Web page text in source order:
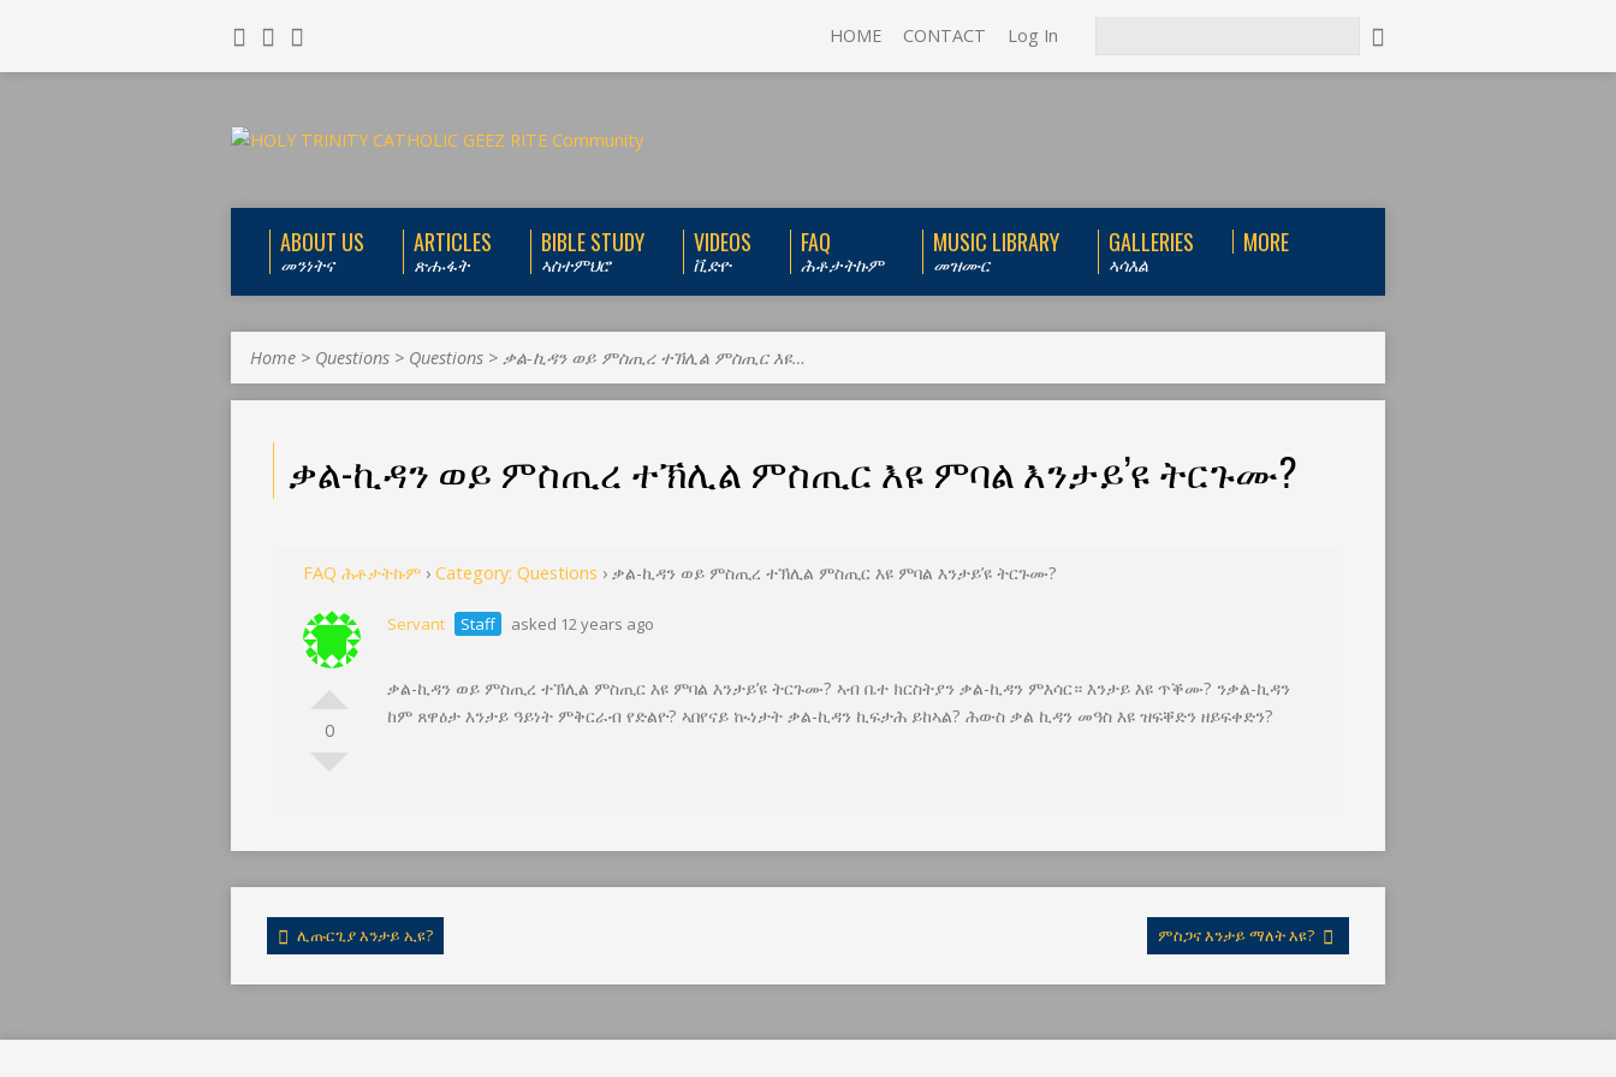
HOME CONTACT Log In
ABOUT US
መንነትና
ARTICLES
ጽሑፋት
BIBLE STUDY
ኣስተምህሮ
VIDEOS
ቪድዮ
FAQ
ሕቶታትኩም
MUSIC LIBRARY
መዝሙር
GALLERIES
ኣሳእል
MORE
Home > Questions > Questions > ቃል-ኪዳን ወይ ምስጢረ ተኽሊል ምስጢር እዩ…
ቃል-ኪዳን ወይ ምስጢረ ተኽሊል ምስጢር እዩ ምባል እንታይ’ዩ ትርጉሙ?
FAQ ሕቶታትኩም › Category: Questions › ቃል-ኪዳን ወይ ምስጢረ ተኽሊል ምስጢር እዩ ምባል እንታይ’ዩ ትርጉሙ?
0
Servant Staff asked 12 years ago
ቃል-ኪዳን ወይ ምስጢረ ተኽሊል ምስጢር እዩ ምባል እንታይ’ዩ ትርጉሙ? ኣብ ቤተ ክርስትያን ቃል-ኪዳን ምእሳር። እንታይ እዩ ጥቕሙ? ንቃል-ኪዳን
ከም ጸዋዕታ እንታይ ዓይነት ምቅርራብ የድልዮ? ኣበየናይ ኲነታት ቃል-ኪዳን ኪፍታሕ ይከኣል? ሕውስ ቃል ኪዳን መዓስ እዩ ዝፍቐድን ዘይፍቀድን?
ሊጡርጊያ እንታይ ኢዩ? ምስጋና እንታይ ማለት እዩ?